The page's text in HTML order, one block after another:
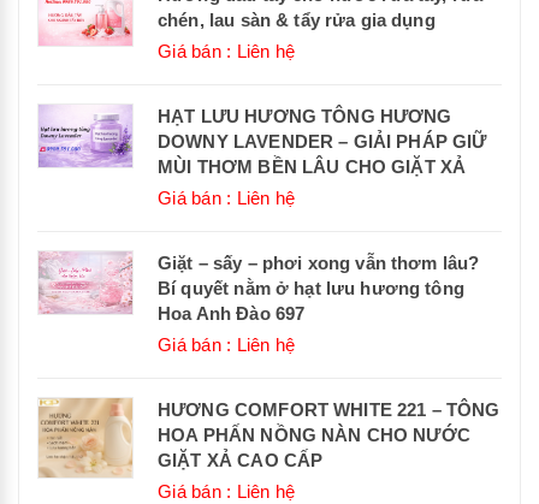
chén, lau sàn & tẩy rửa gia dụng
Giá bán : Liên hệ
HẠT LƯU HƯƠNG TÔNG HƯƠNG
DOWNY LAVENDER – GIẢI PHÁP GIỮ
MÙI THƠM BỀN LÂU CHO GIẶT XẢ
Giá bán : Liên hệ
Giặt – sấy – phơi xong vẫn thơm lâu?
Bí quyết nằm ở hạt lưu hương tông
Hoa Anh Đào 697
Giá bán : Liên hệ
HƯƠNG COMFORT WHITE 221 – TÔNG
HOA PHẤN NỒNG NÀN CHO NƯỚC
GIẶT XẢ CAO CẤP
Giá bán : Liên hệ